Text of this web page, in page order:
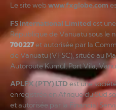
Le site web www.fxglobe.com
FS International Limited est
République de Vanuatu sous le
700227et autorisée par la
de Vanuatu (VFSC), située au
Autoroute Kumul, Port Vila,
APLFX (PTY) LTD est une
enregistrée en Afrique du Sud
et autorisée par la Financial